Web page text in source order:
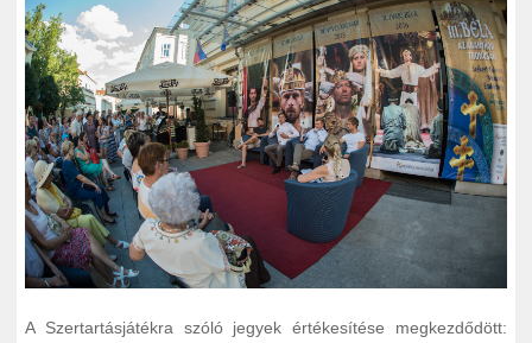
A Szertartásjátékra szóló jegyek értékesítése megkezdődött: